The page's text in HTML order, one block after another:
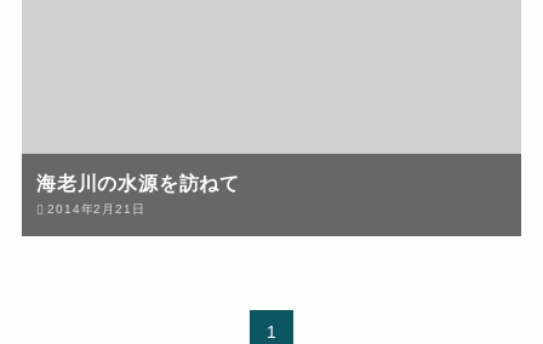
海老川の水源を訪ねて
2014年2月21日
1